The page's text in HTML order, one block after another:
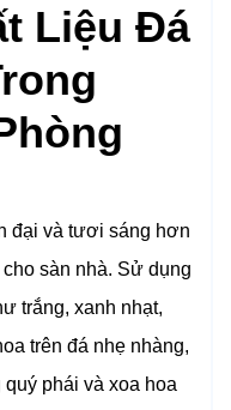
Liệu Đá
đại và tươi sáng hơn
sàn nhà. Sử dụng
trắng, xanh nhạt,
trên đá nhẹ nhàng,
phái và xoa hoa